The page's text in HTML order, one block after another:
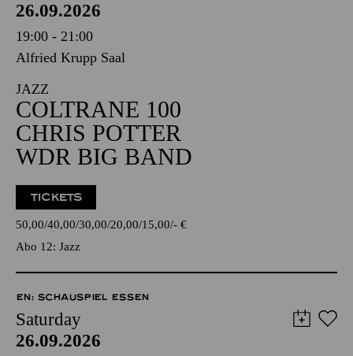
26.09.2026
19:00 - 21:00
Alfried Krupp Saal
JAZZ
COLTRANE 100
CHRIS POTTER
WDR BIG BAND
TICKETS
50,00 40,00 30,00 20,00 15,00 - €
Abo 12: Jazz
EN: SCHAUSPIEL ESSEN
Saturday
26.09.2026